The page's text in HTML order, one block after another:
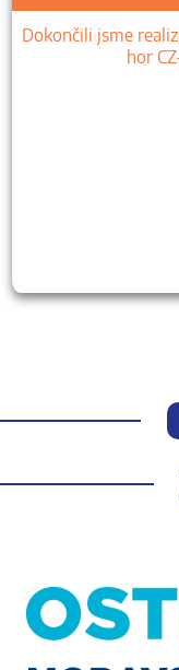
Dokončili jsme
hor